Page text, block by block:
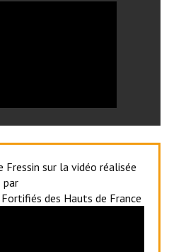
Fressin sur la vidéo réalisée
par
des Hauts de France